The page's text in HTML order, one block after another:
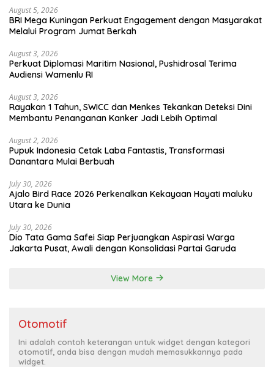
August 5, 2026
BRI Mega Kuningan Perkuat Engagement dengan Masyarakat
Melalui Program Jumat Berkah
August 3, 2026
Perkuat Diplomasi Maritim Nasional, Pushidrosal Terima
Audiensi Wamenlu RI
August 3, 2026
Rayakan 1 Tahun, SWICC dan Menkes Tekankan Deteksi Dini
Membantu Penanganan Kanker Jadi Lebih Optimal
August 2, 2026
Pupuk Indonesia Cetak Laba Fantastis, Transformasi
Danantara Mulai Berbuah
July 30, 2026
Ajalo Bird Race 2026 Perkenalkan Kekayaan Hayati maluku
Utara ke Dunia
July 30, 2026
Dio Tata Gama Safei Siap Perjuangkan Aspirasi Warga
Jakarta Pusat, Awali dengan Konsolidasi Partai Garuda
View More
Otomotif
Ini adalah contoh keterangan untuk widget dengan kategori
otomotif, anda bisa dengan mudah memasukkannya pada
widget.